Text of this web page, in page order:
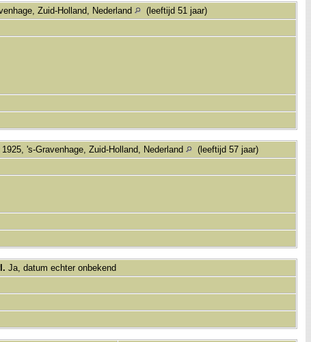
Zuid-Holland, Nederland
(leeftijd 51 jaar)
's-Gravenhage, Zuid-Holland, Nederland
(leeftijd 57 jaar)
Ja, datum echter onbekend